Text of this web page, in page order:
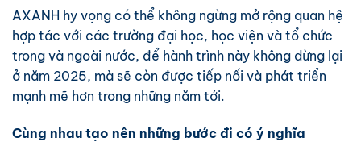
AXANH hy vọng có thể không ngừng mở rộng quan hệ
hợp tác với các trường đại học, học viện và tổ chức
trong và ngoài nước, để hành trình này không dừng lại
ở năm 2025, mà sẽ còn được tiếp nối và phát triển
mạnh mẽ hơn trong những năm tới.
Cùng nhau tạo nên những bước đi có ý nghĩa